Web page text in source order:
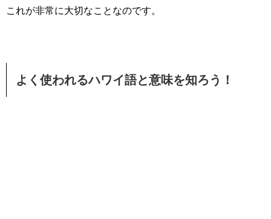
これが非常に大切なことなのです。
よく使われるハワイ語と意味を知ろう！